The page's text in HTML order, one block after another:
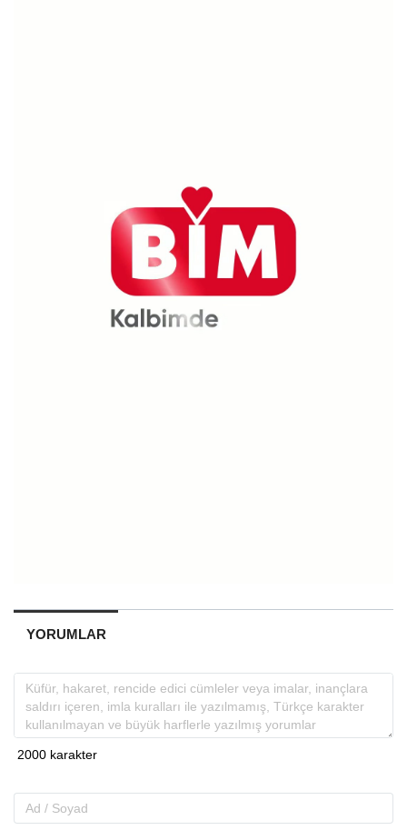
YORUMLAR